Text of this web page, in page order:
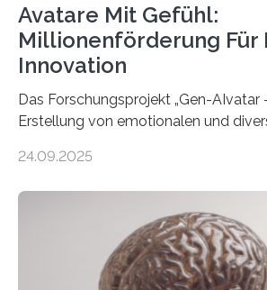
Avatare Mit Gefühl:
Millionenförderung Für
Innovation
Das Forschungsprojekt „Gen-AIvatar
Erstellung von emotionalen und
Förderung in Höhe von rund 2
der MindPort GmbH eine neuartige,
Lösung zur Erzeugung von
Avatare. Gen-AIvatar entwickelt
24.09.2025